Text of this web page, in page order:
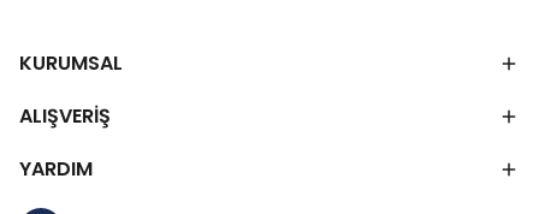
KURUMSAL
ALIŞVERİŞ
YARDIM